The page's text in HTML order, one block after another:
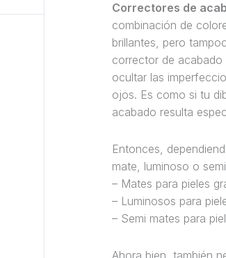
Correctores de
combinación de
brillantes, pero
corrector de
ocultar las
ojos. Es como si tu
acabado resulta
Entonces,
mate, luminoso o
– Mates para pieles
– Luminosos para
– Semi mates para
Ahora bien, también